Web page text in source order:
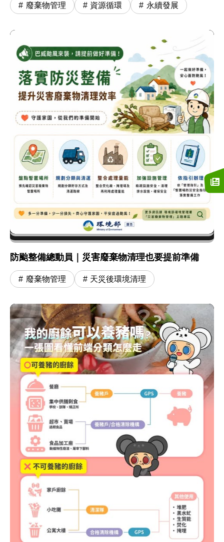
廢棄物管理 資源循環 永續發展
防颱整備總動員｜災害廢棄物清理也要提前準備
廢棄物管理 天災後環境清理